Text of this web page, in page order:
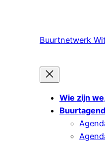
Buurtnetwerk
Wie zijn